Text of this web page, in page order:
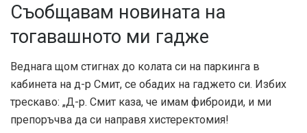
Съобщавам новината на
тогавашното ми гадже
Веднага щом стигнах до колата си на паркинга в
кабинета на д-р Смит, се обадих на гаджето си. Избих
трескаво: „Д-р. Смит каза, че имам фиброиди, и ми
препоръчва да си направя хистеректомия!